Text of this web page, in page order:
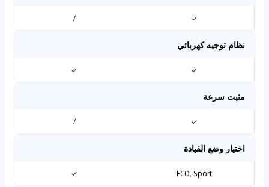
✓
/
نظام توجيه كهربائي
✓
✓
مثبت سرعة
✓
/
اختيار وضع القيادة
ECO, Sport
✓